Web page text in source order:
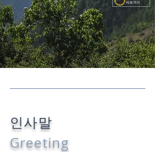
인사말
Greeting